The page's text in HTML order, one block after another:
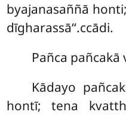
byajanasaññā
dīgharassā‘‘.ccādi.
Pañca pañcakā
Kādayo
hontī; tena